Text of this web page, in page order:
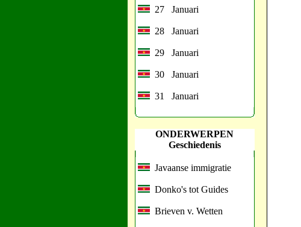
27 Januari
28 Januari
29 Januari
30 Januari
31 Januari
ONDERWERPEN
Geschiedenis
Javaanse immigratie
Donko's tot Guides
Brieven v. Wetten